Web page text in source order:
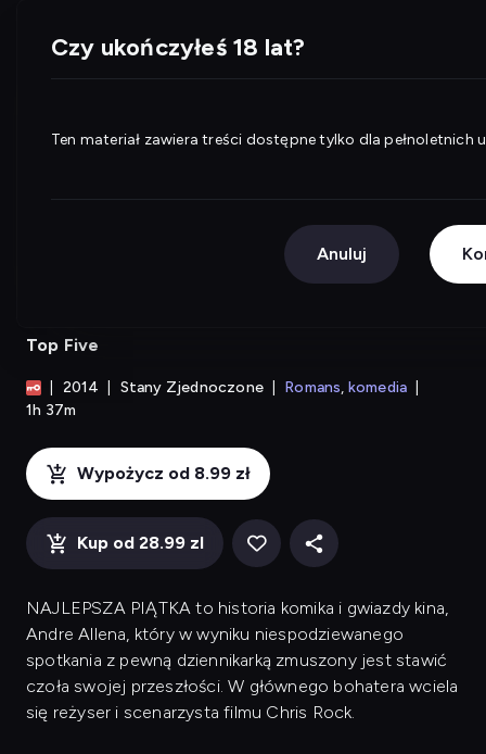
Top Five
2014 Stany Zjednoczone Romans komedia
1h 37m
Wypożycz od 8.99 zł
Kup od 28.99 zl
NAJLEPSZA PIĄTKA to historia komika i gwiazdy kina,
Andre Allena, który w wyniku niespodziewanego
spotkania z pewną dziennikarką zmuszony jest stawić
czoła swojej przeszłości. W głównego bohatera wciela
się reżyser i scenarzysta filmu Chris Rock.
Czy ukończyłeś 18 lat?
Ten materiał zawiera treści dostępne tylko dla pełnoletnich
Anuluj